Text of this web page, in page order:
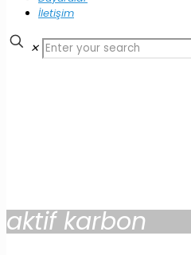
İletişim
✕
aktif karbon